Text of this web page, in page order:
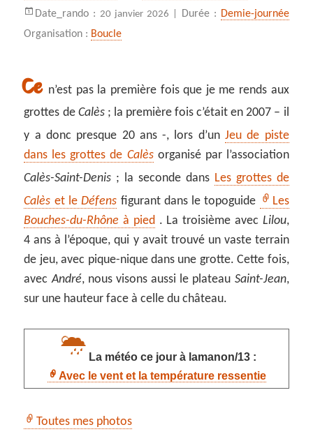
Date_rando :20 janvier 2026 | Durée : Demie-journée
Organisation : Boucle
Ce n’est pas la première fois que je me rends aux
grottes de Calès; la première fois c’était en 2007 – il
y a donc presque 20 ans -, lors d’un Jeu de piste
dans les grottes de Calèsorganisé par l’association
Calès-Saint-Denis ; la seconde dans Les grottes de
Calès et leDéfens figurant dans le topoguide
Les
Bouches-du-Rhône à pied . La troisième avec Lilou,
4 ans à l’époque, qui y avait trouvé un vaste terrain
de jeu, avec pique-nique dans une grotte. Cette fois,
avecAndré, nous visons aussi le plateau Saint-Jean,
sur une hauteur face à celle du château.
La météo ce jour à lamanon/13 :
Avec le vent et la température ressentie
Toutes mes photos